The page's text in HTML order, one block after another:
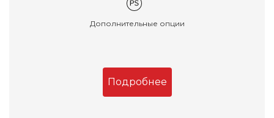
Дополнительные опции
Подробнее